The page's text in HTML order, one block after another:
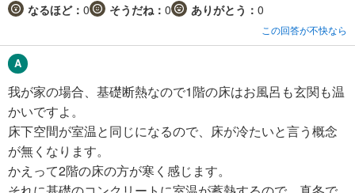
なるほど： 0 そうだね： 0 ありがとう： 0
この回答が不快なら
我が家の場合、基礎断熱なので1階の床はお風呂も玄関も温
かいですよ。
床下空間が室温と同じになるので、床が冷たいと言う概念
が無くなります。
かえって2階の床の方が寒く感じます。